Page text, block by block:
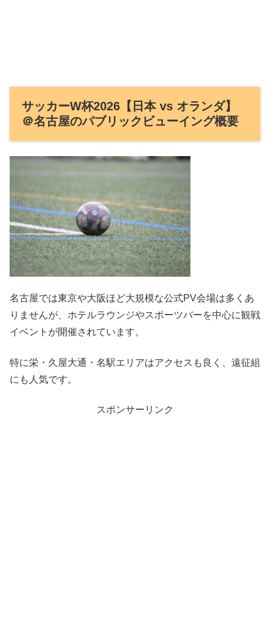
サッカーW杯2026【日本 vs オランダ】
＠名古屋のパブリックビューイング概要
名古屋では東京や大阪ほど大規模な公式PV会場は多くあ
りませんが、ホテルラウンジやスポーツバーを中心に観戦
イベントが開催されています。
特に栄・久屋大通・名駅エリアはアクセスも良く、遠征組
にも人気です。
スポンサーリンク